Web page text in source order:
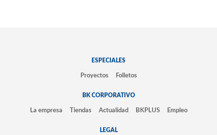
ESPECIALES
Proyectos Folletos
BK CORPORATIVO
La empresa Tiendas Actualidad BKPLUS Empleo
LEGAL